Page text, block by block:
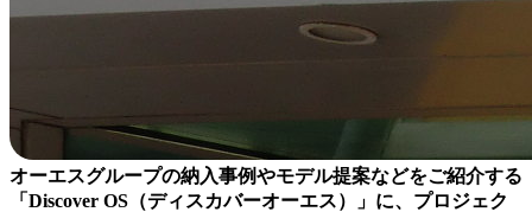
オーエスグループの納入事例やモデル提案などをご紹介する
「Discover OS（ディスカバーオーエス）」に、プロジェク